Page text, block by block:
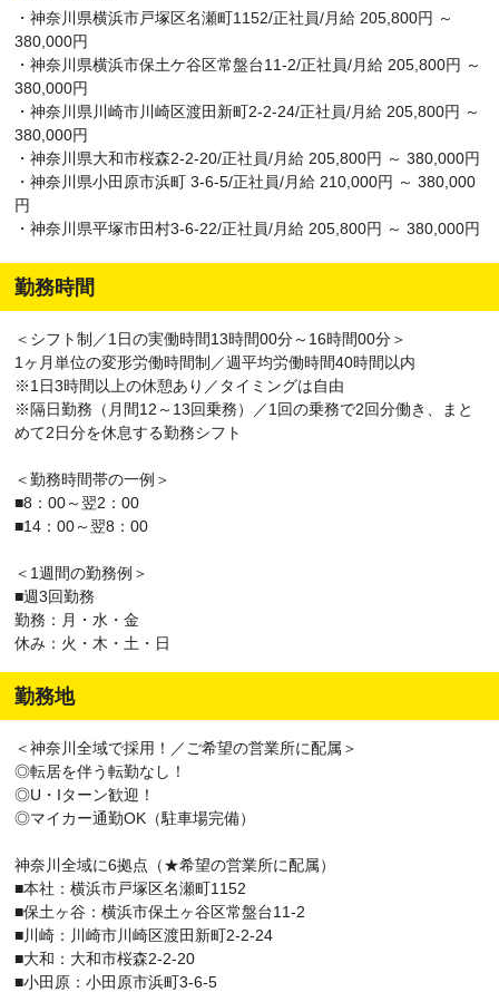
・神奈川県横浜市戸塚区名瀬町1152/正社員/月給 205,800円 ～
380,000円
・神奈川県横浜市保土ケ谷区常盤台11-2/正社員/月給 205,800円 ～
380,000円
・神奈川県川崎市川崎区渡田新町2-2-24/正社員/月給 205,800円 ～
380,000円
・神奈川県大和市桜森2-2-20/正社員/月給 205,800円 ～ 380,000円
・神奈川県小田原市浜町 3-6-5/正社員/月給 210,000円 ～ 380,000
円
・神奈川県平塚市田村3-6-22/正社員/月給 205,800円 ～ 380,000円
勤務時間
＜シフト制／1日の実働時間13時間00分～16時間00分＞
1ヶ月単位の変形労働時間制／週平均労働時間40時間以内
※1日3時間以上の休憩あり／タイミングは自由
※隔日勤務（月間12～13回乗務）／1回の乗務で2回分働き、まと
めて2日分を休息する勤務シフト
＜勤務時間帯の一例＞
■8：00～翌2：00
■14：00～翌8：00
＜1週間の勤務例＞
■週3回勤務
勤務：月・水・金
休み：火・木・土・日
勤務地
＜神奈川全域で採用！／ご希望の営業所に配属＞
◎転居を伴う転勤なし！
◎U・Iターン歓迎！
◎マイカー通勤OK（駐車場完備）
神奈川全域に6拠点（★希望の営業所に配属）
■本社：横浜市戸塚区名瀬町1152
■保土ヶ谷：横浜市保土ヶ谷区常盤台11-2
■川崎：川崎市川崎区渡田新町2-2-24
■大和：大和市桜森2-2-20
■小田原：小田原市浜町3-6-5